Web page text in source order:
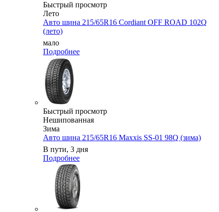
Быстрый просмотр
Лето
Авто шина 215/65R16 Cordiant OFF ROAD 102Q
(лето)
мало
Подробнее
Быстрый просмотр
Нешипованная
Зима
Авто шина 215/65R16 Maxxis SS-01 98Q (зима)
В пути, 3 дня
Подробнее